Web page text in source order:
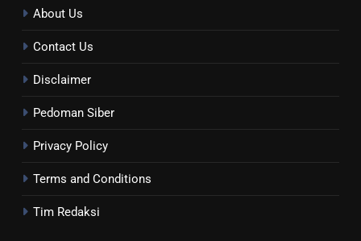
About Us
Contact Us
Disclaimer
Pedoman Siber
Privacy Policy
Terms and Conditions
Tim Redaksi